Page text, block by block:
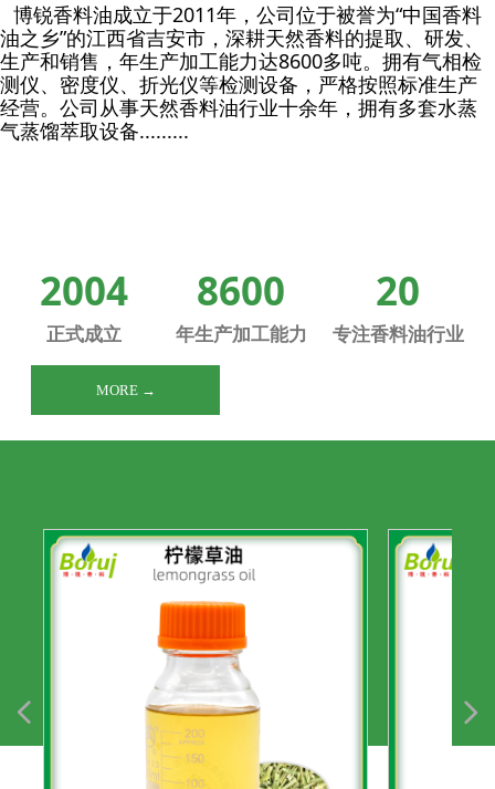
MORE →
2004
正式成立
8600
年生产加工能力
20
专注香料油行业
博锐香料油成立于2011年，公司位于被誉为“中国香料
油之乡”的江西省吉安市，深耕天然香料的提取、研发、
生产和销售，年生产加工能力达8600多吨。拥有气相检
测仪、密度仪、折光仪等检测设备，严格按照标准生产
经营。公司从事天然香料油行业十余年，拥有多套水蒸
气蒸馏萃取设备.........
넳 넲